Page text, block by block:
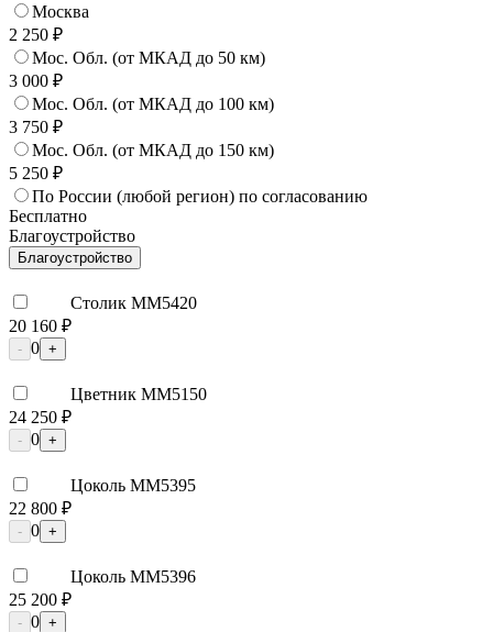
Москва
2 250 ₽
Мос. Обл. (от МКАД до 50 км)
3 000 ₽
Мос. Обл. (от МКАД до 100 км)
3 750 ₽
Мос. Обл. (от МКАД до 150 км)
5 250 ₽
По России (любой регион) по согласованию
Бесплатно
Благоустройство
Благоустройство
Столик ММ5420
20 160 ₽
- 0 +
Цветник ММ5150
24 250 ₽
- 0 +
Цоколь ММ5395
22 800 ₽
- 0 +
Цоколь ММ5396
25 200 ₽
- 0 +